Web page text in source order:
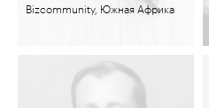
Bizcommunity, Южная Африка